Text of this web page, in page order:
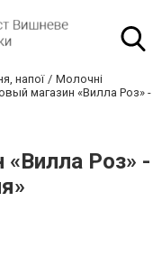
напої
Молочні
магазин «Вилла Роз» -
Роз» -